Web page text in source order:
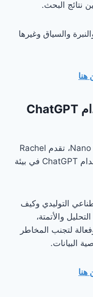
والسياق وغيرها
هنا
2- كورس نصائح لاستخدام ChatGPT
في هذا الكورس من سلسلة Nano Tips، تقدم Rachel
Woods استراتيجيات عملية لاستخدام ChatGPT في بيئة
التوليدي وكيف
والأتمتة،
لتجنب المخاطر
البيانات.
هنا